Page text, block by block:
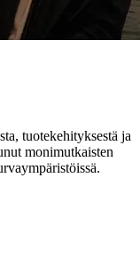
tuotekehityksestä ja
monimutkaisten